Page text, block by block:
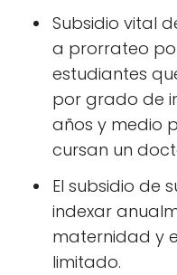
Subsidio vital
a prorrateo
estudiantes
por grado de
años y medio
cursan un
El subsidio de
indexar
maternidad y
limitado.